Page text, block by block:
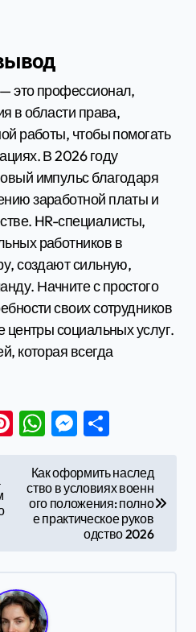
это профессионал,
в области права,
работы, чтобы помогать
В 2026 году
импульс благодаря
заработной платы и
HR-специалисты,
работников в
создают сильную,
Начните с простого
своих сотрудников
центры социальных услуг.
которая всегда
Pinterest
WhatsApp
Как оформить наслед
ство в условиях военн
ого положения: полно
е практическое руков
одство 2026